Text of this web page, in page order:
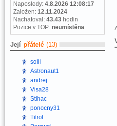
Naposledy: 4.8.2026 12:08:17
Založen: 12.11.2024
Nachatoval: 43.43 hodin
Pozice v TOP: neumístěna
Její přátelé (13)
solll
Astronaut1
andrej
Visa28
Stihac
ponocny31
Titrol